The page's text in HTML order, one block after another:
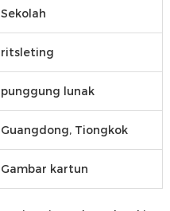
Sekolah
ritsleting
punggung lunak
Guangdong, Tiongkok
Gambar kartun